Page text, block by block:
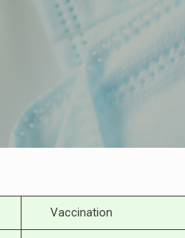
Vaccination